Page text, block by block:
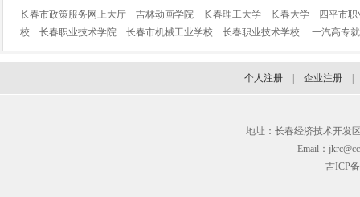
长春市政策服务网上大厅 吉林动画学院 长春理工大学 长春大学
四平市
校
长春职业技术学院 长春市机械工业学校 长春职业技术学校 一汽高专
个人注册 企业注册
地址：长春经济技术开发
Email：
吉ICP